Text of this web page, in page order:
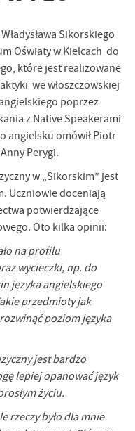
Sikorskiego
Oświaty w Kielcach do
które jest realizowane
we włoszczowskiej
poprzez
z Native Speakerami
angielsku omówił Piotr
Perygi.
w „Sikorskim” jest
Uczniowie doceniają
potwierdzające
Oto kilka opinii:
na profilu
wycieczki, np. do
języka angielskiego
przedmioty jak
poziom języka
jest bardzo
lepiej opanować język
życiu.
rzeczy było dla mnie
Ci większy komfort
poprzez dopasowanie
Wyrażenie zgody na
gwarantuje
się i
informacji w zakresie
Dane pozwalają nam na
względem ich
informacje są
Wyrażenie zgody na
Ci najciekawsze
Ci naszych
upodobań oraz Twoich
internetowej. Treści
podmiotów trzecich lub
dostawców usług.
prezentujących nasze
mediów